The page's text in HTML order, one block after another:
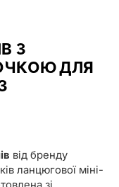
З
ДЛЯ
від бренду
ланцюгової міні-